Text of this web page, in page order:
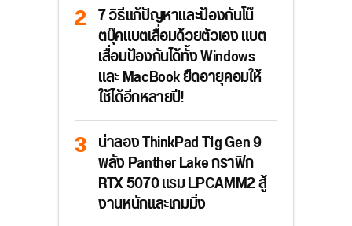
7 วิธีแก้ปัญหาและป้องกันโน๊
ตบุ๊คแบตเสื่อมด้วยตัวเอง แบต
เสื่อมป้องกันได้ทั้ง Windows
และ MacBook ยืดอายุคอมให้
ใช้ได้อีกหลายปี!
น่าลอง ThinkPad T1g Gen 9
พลัง Panther Lake กราฟิก
RTX 5070 แรม LPCAMM2 สู้
งานหนักและเกมมิ่ง